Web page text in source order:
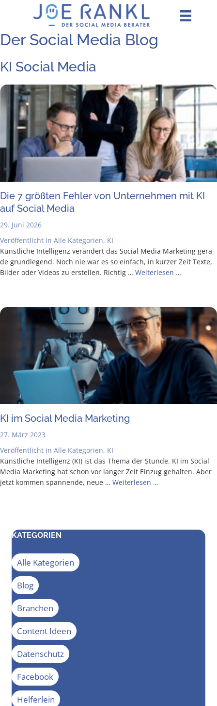
Der Social Media Blog
KI Social Media
Die 7 größ­ten Feh­ler von Unter­neh­men mit KI
auf Social Media
29. Juni 2026
Veröffentlicht in Alle Kategorien, KI
Künst­li­che Intel­li­genz ver­än­dert das Social Media Mar­ke­ting gera­
de grund­le­gend. Noch nie war es so ein­fach, in kur­zer Zeit Tex­te,
Bil­der oder Vide­os zu erstel­len. Rich­tig … Wei­ter­le­sen …
KI im Social Media Marketing
27. März 2023
Veröffentlicht in Alle Kategorien, KI
Künst­li­che Intel­li­genz (KI) ist das The­ma der Stun­de. KI im Social
Media Mar­ke­ting hat schon vor lan­ger Zeit Ein­zug gehal­ten. Aber
jetzt kom­men span­nen­de, neue … Wei­ter­le­sen …
KATEGORIEN
Alle Kategorien
Blog
Branchen
Content Ideen
Datenschutz
Facebook
Helferlein